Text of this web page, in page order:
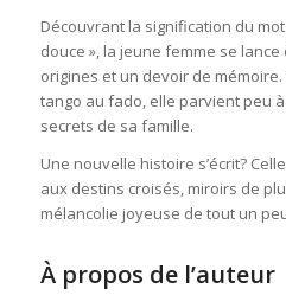
Découvrant la signification du
douce », la jeune femme se
origines et un devoir de
tango au fado, elle parvient peu
secrets de sa famille.
Une nouvelle histoire s’écrit?
aux destins croisés, miroirs de
mélancolie joyeuse de tout un
À propos de l’auteur